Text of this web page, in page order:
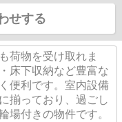
せする
荷物を受け取れま
床下収納など豊富な
便利です。室内設備
揃っており、過ごし
場付きの物件です。